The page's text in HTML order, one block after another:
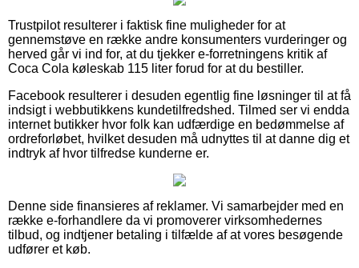
Trustpilot resulterer i faktisk fine muligheder for at
gennemstøve en række andre konsumenters vurderinger og
herved går vi ind for, at du tjekker e-forretningens kritik af
Coca Cola køleskab 115 liter forud for at du bestiller.
Facebook resulterer i desuden egentlig fine løsninger til at få
indsigt i webbutikkens kundetilfredshed. Tilmed ser vi endda
internet butikker hvor folk kan udfærdige en bedømmelse af
ordreforløbet, hvilket desuden må udnyttes til at danne dig et
indtryk af hvor tilfredse kunderne er.
Denne side finansieres af reklamer. Vi samarbejder med en
række e-forhandlere da vi promoverer virksomhedernes
tilbud, og indtjener betaling i tilfælde af at vores besøgende
udfører et køb.